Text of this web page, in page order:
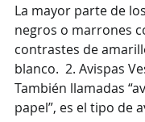
La mayor parte de
negros o marrones
contrastes de
blanco.  2. Avispas
También llamadas
papel”, es el tipo de